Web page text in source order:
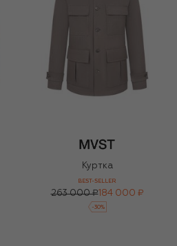
Куртка
BEST-SELLER
263 000 ₽184 000 ₽
-30%